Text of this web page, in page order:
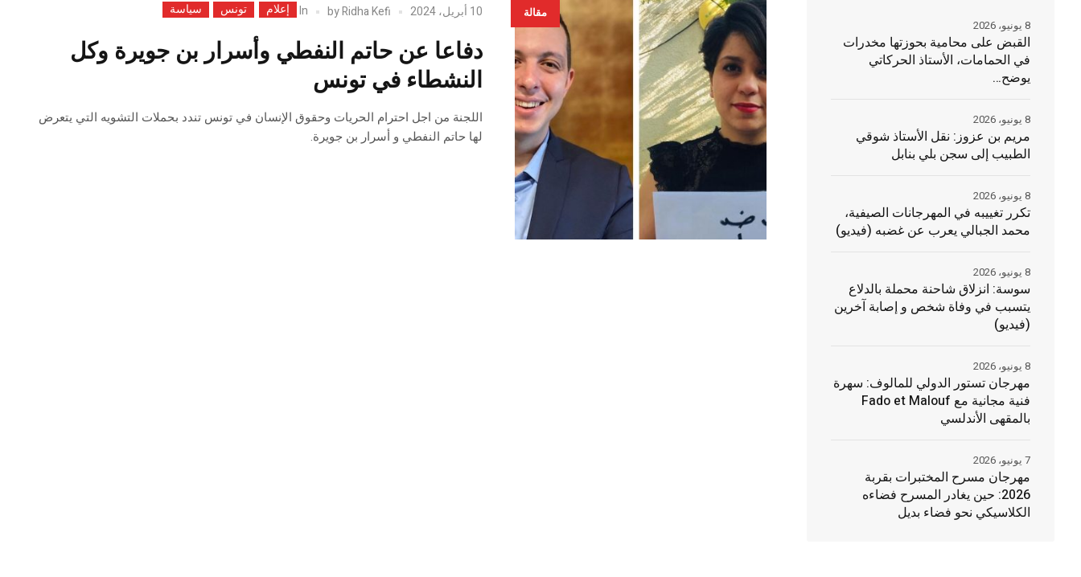
مقالة 10 أبريل، 2024 byRidha Kefi
In إعلام تونس سياسة
دفاعا عن حاتم النفطي وأسرار بن جويرة وكل
النشطاء في تونس
اللجنة من اجل احترام الحريات وحقوق الإنسان في تونس تندد بحملات التشويه التي يتعرض
لها حاتم النفطي و أسرار بن جويرة.
القبض على محامية بحوزتها مخدرات
في الحمامات، الأستاذ الحركاتي
يوضح…
8 يونيو، 2026
مريم بن عزوز: نقل الأستاذ شوقي
الطبيب إلى سجن بلي بنابل
8 يونيو، 2026
تكرر تغييبه في المهرجانات الصيفية،
محمد الجبالي يعرب عن غضبه (فيديو)
8 يونيو، 2026
سوسة: انزلاق شاحنة محملة بالدلاع
يتسبب في وفاة شخص و إصابة آخرين
(فيديو)
8 يونيو، 2026
مهرجان تستور الدولي للمالوف: سهرة
فنية مجانية مع Fado et Malouf
بالمقهى الأندلسي
8 يونيو، 2026
مهرجان مسرح المختبرات بقربة
2026: حين يغادر المسرح فضاءه
الكلاسيكي نحو فضاء بديل
7 يونيو، 2026